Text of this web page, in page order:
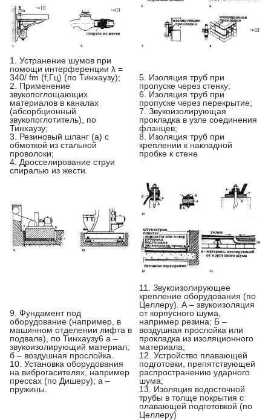
1. Устранение шумов при
помощи интерференции λ =
340/ fm (f,Гц) (по Тинхаузу);
2. Применение
звукопоглощающих
материалов в каналах
(абсорбционный
звукопоглотитель), по
Тинхаузу;
3. Резиновый шланг (а) с
обмоткой из стальной
проволоки;
4. Дросселирование струи
спиралью из жести.
5. Изоляция труб при
пропуске через стенку;
6. Изоляция труб при
пропуске через перекрытие;
7. Звукоизолирующая
прокладка в узле соединения
фланцев;
8. Изоляция труб при
креплении к накладной
пробке к стене
9. Фундамент под
оборудование (например, в
машинном отделении лифта в
подвале), по Тинхаузу6 а –
звукоизолирующий материал;
б – воздушная прослойка.
10. Установка оборудования
на виброгасителях, например
прессах (по Дишеру); а –
пружины.
11. Звукоизолирующее
крепление оборудования (по
Целлеру). А – звукоизоляция
от корпусного шума,
например резина; Б –
воздушная прослойка или
прокладка из изоляционного
материала;
12. Устройство плавающей
подготовки, препятствующей
распространению ударного
шума;
13. Изоляция водосточной
трубы в толще покрытия с
плавающей подготовкой (по
Целлеру)